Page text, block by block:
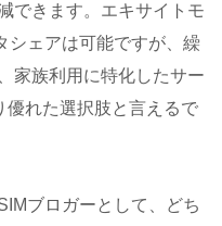
できます。エキサイトモ
シェアは可能ですが、繰
家族利用に特化したサー
優れた選択肢と言えるで
ブロガーとして、どち